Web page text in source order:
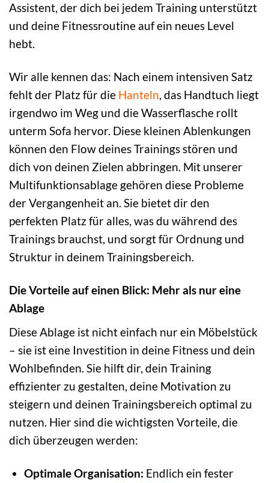
Assistent, der dich bei jedem Training unterstützt
und deine Fitnessroutine auf ein neues Level
hebt.
Wir alle kennen das: Nach einem intensiven Satz
fehlt der Platz für die Hanteln, das Handtuch liegt
irgendwo im Weg und die Wasserflasche rollt
unterm Sofa hervor. Diese kleinen Ablenkungen
können den Flow deines Trainings stören und
dich von deinen Zielen abbringen. Mit unserer
Multifunktionsablage gehören diese Probleme
der Vergangenheit an. Sie bietet dir den
perfekten Platz für alles, was du während des
Trainings brauchst, und sorgt für Ordnung und
Struktur in deinem Trainingsbereich.
Die Vorteile auf einen Blick: Mehr als nur eine
Ablage
Diese Ablage ist nicht einfach nur ein Möbelstück
– sie ist eine Investition in deine Fitness und dein
Wohlbefinden. Sie hilft dir, dein Training
effizienter zu gestalten, deine Motivation zu
steigern und deinen Trainingsbereich optimal zu
nutzen. Hier sind die wichtigsten Vorteile, die
dich überzeugen werden:
Optimale Organisation: Endlich ein fester